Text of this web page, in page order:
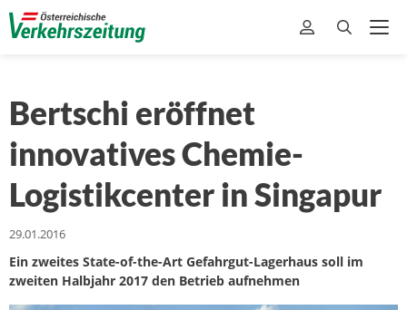
Bertschi eröffnet
innovatives Chemie-
Logistikcenter in Singapur
29.01.2016
Ein zweites State-of-the-Art Gefahrgut-Lagerhaus soll im
zweiten Halbjahr 2017 den Betrieb aufnehmen